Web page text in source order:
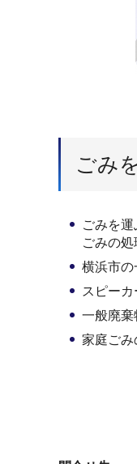
ごみ
ごみを
ごみの
横浜市の
スピー
一般廃棄
家庭ごみ